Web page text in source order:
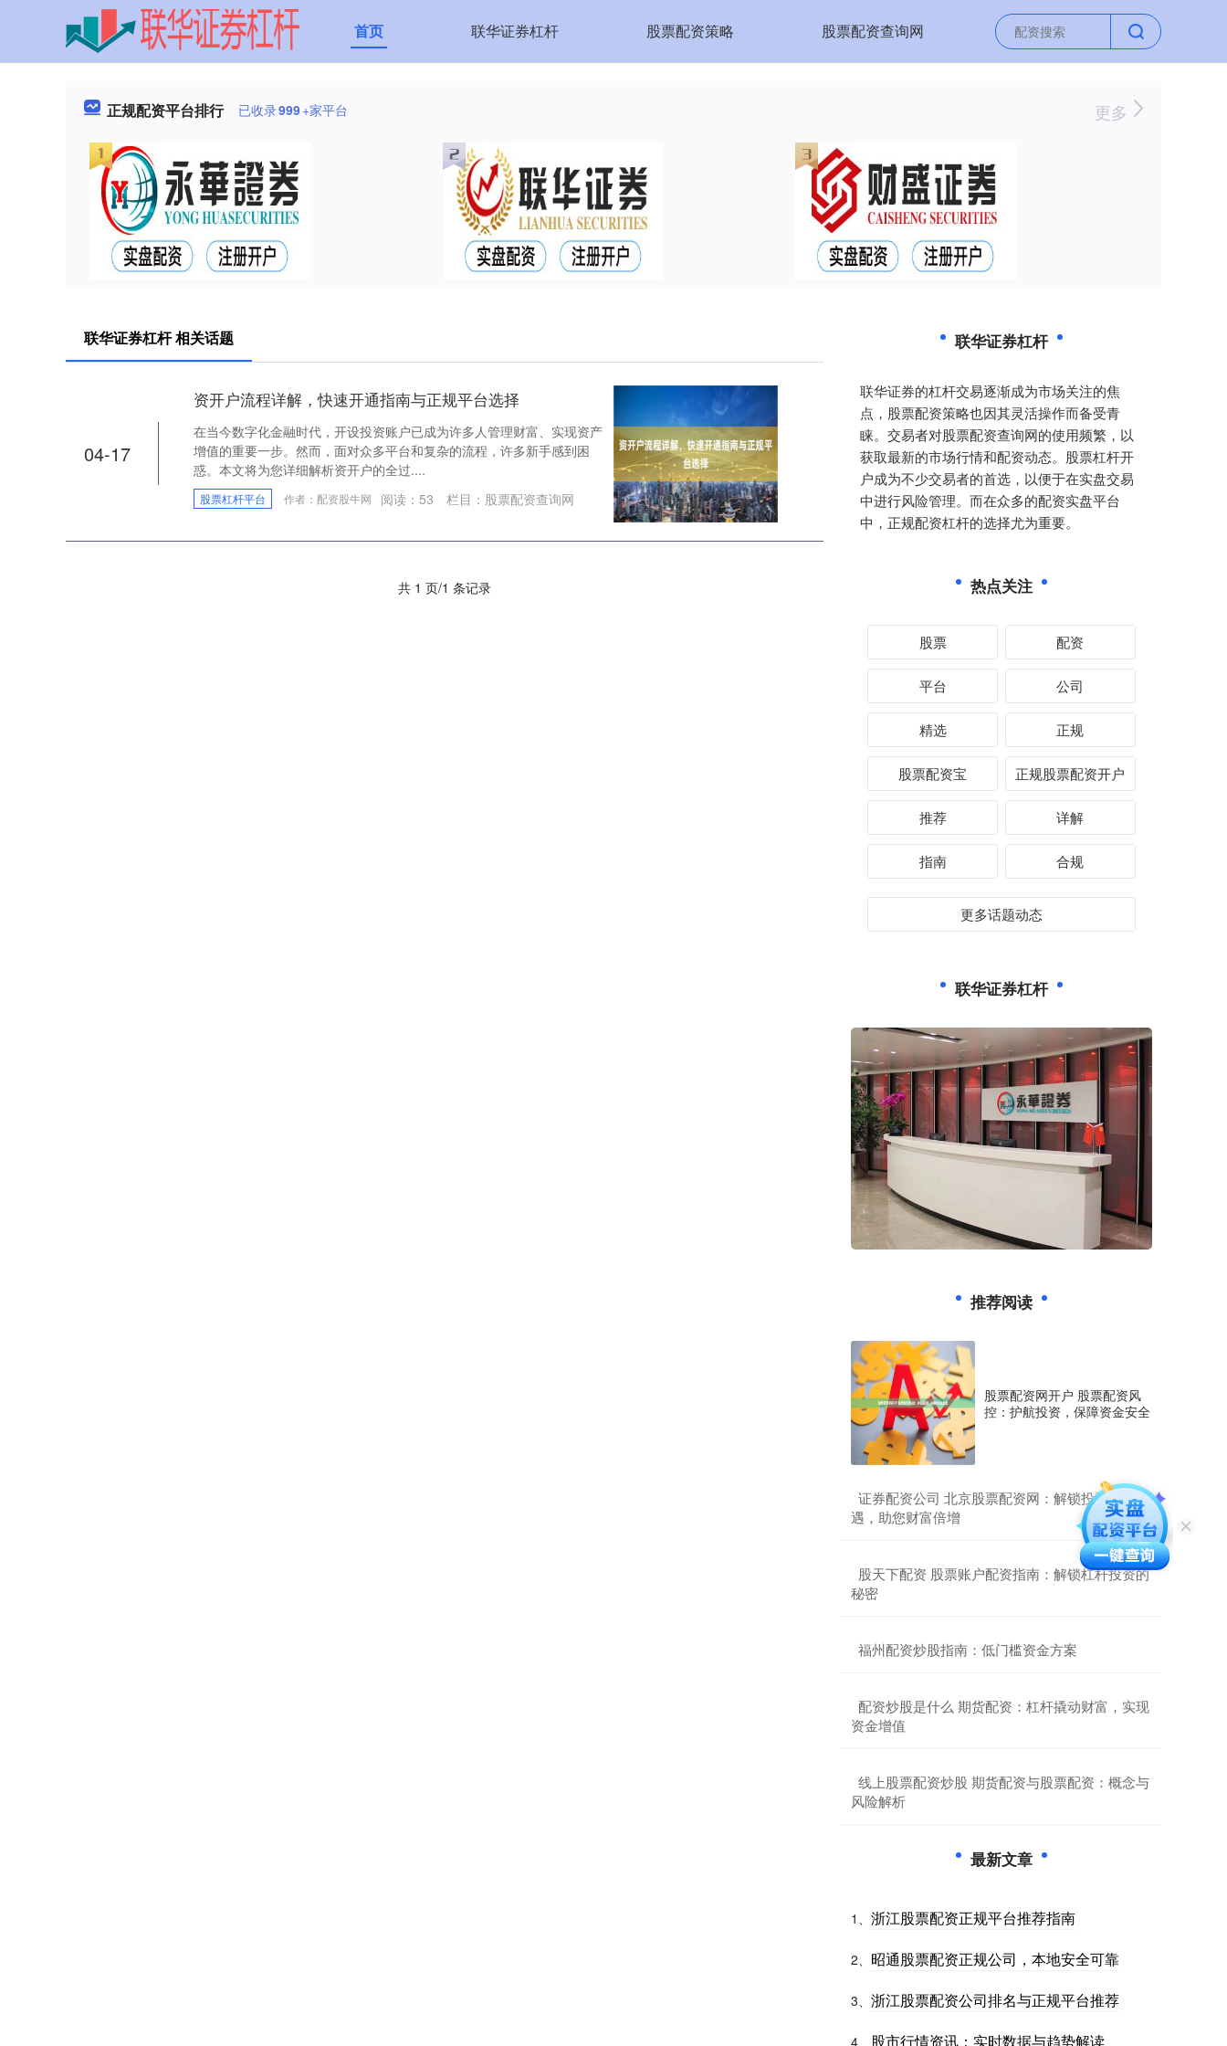
首页 联华证券杠杆 股票配资策略 股票配资查询网
正规配资平台排行 已收录999+家平台 更多
联华证券杠杆 相关话题
04-17
资开户流程详解，快速开通指南与正规平台选择
在当今数字化金融时代，开设投资账户已成为许多人管理财富、实现资产
增值的重要一步。然而，面对众多平台和复杂的流程，许多新手感到困
惑。本文将为您详细解析资开户的全过....
股票杠杆平台 作者：配资股牛网 阅读： 53 栏目： 股票配资查询网
共 1 页/1 条记录
联华证券杠杆
联华证券的杠杆交易逐渐成为市场关注的焦
点，股票配资策略也因其灵活操作而备受青
睐。交易者对股票配资查询网的使用频繁，以
获取最新的市场行情和配资动态。股票杠杆开
户成为不少交易者的首选，以便于在实盘交易
中进行风险管理。而在众多的配资实盘平台
中，正规配资杠杆的选择尤为重要。
热点关注
股票 配资
平台 公司
精选 正规
股票配资宝 正规股票配资开户
推荐 详解
指南 合规
更多话题动态
联华证券杠杆
推荐阅读
股票配资网开户 股票配资风
控：护航投资，保障资金安全
​证券配资公司 北京股票配资网：解锁投资新机
遇，助您财富倍增
​股天下配资 股票账户配资指南：解锁杠杆投资的
秘密
​福州配资炒股指南：低门槛资金方案
​配资炒股是什么 期货配资：杠杆撬动财富，实现
资金增值
​线上股票配资炒股 期货配资与股票配资：概念与
风险解析
最新文章
1、 浙江股票配资正规平台推荐指南
2、 昭通股票配资正规公司，本地安全可靠
3、 浙江股票配资公司排名与正规平台推荐
4、 股市行情资讯：实时数据与趋势解读